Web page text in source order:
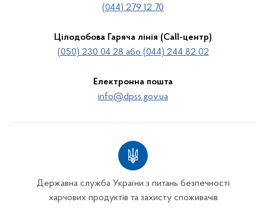
(044) 279 12 70
Цілодобова Гаряча лінія (Call-центр)
(050) 230 04 28 або (044) 244 82 02
Електронна пошта
info@dpss.gov.ua
Державна служба України з питань безпечності
харчових продуктів та захисту споживачів